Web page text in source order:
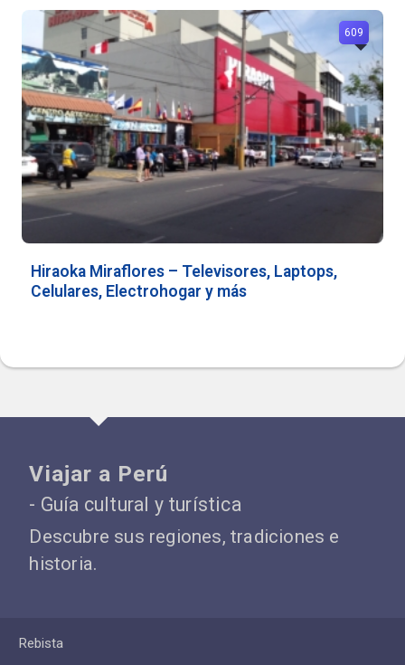
Hiraoka Miraflores – Televisores, Laptops,
Celulares, Electrohogar y más
609
Viajar a Perú
- Guía cultural y turística
Descubre sus regiones, tradiciones e
historia.
Rebista